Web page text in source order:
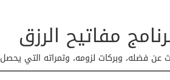
مفاتيح الرزق
عن فضله، وبركات لزومه، وثمراته التي